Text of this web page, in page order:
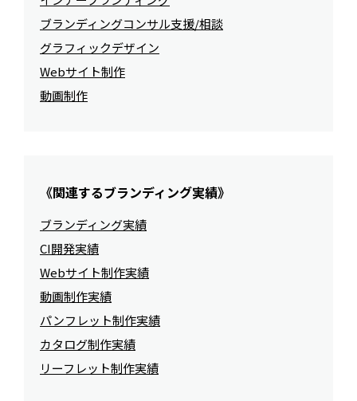
ブランディングコンサル支援/相談
グラフィックデザイン
Webサイト制作
動画制作
《関連するブランディング実績》
ブランディング実績
CI開発実績
Webサイト制作実績
動画制作実績
パンフレット制作実績
カタログ制作実績
リーフレット制作実績